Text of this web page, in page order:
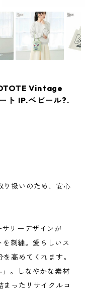
Vintage
ト IP.べビール?.
り扱いのため、安心
リーデザインが
刺繍。愛らしいス
高めてくれます。
。しなやかな素材
ったリサイクルコ